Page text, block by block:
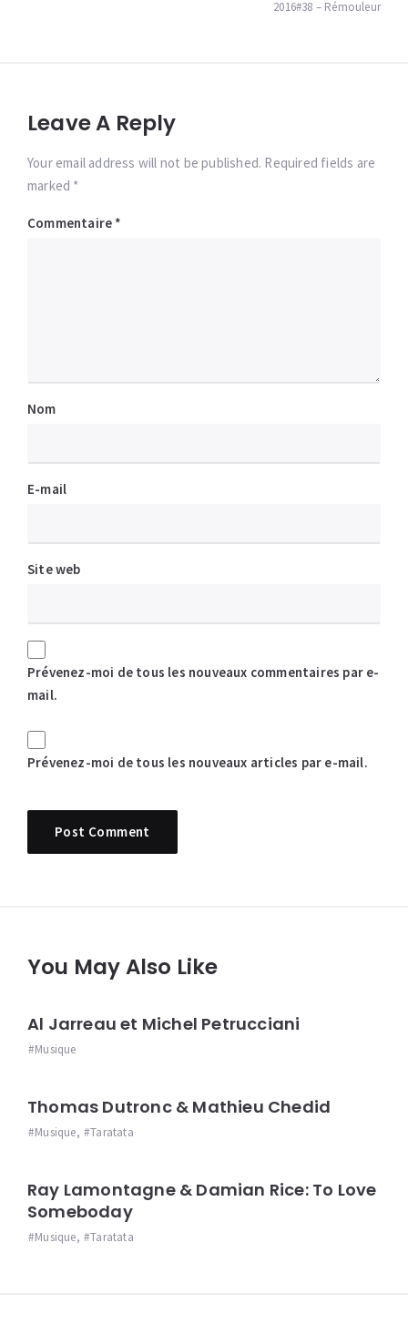
2016#38 – Rémouleur
Leave A Reply
Your email address will not be published. Required fields are
marked *
Commentaire *
Nom
E-mail
Site web
Prévenez-moi de tous les nouveaux commentaires par e-
mail.
Prévenez-moi de tous les nouveaux articles par e-mail.
You May Also Like
Al Jarreau et Michel Petrucciani
Musique
Thomas Dutronc & Mathieu Chedid
Musique, Taratata
Ray Lamontagne & Damian Rice: To Love
Someboday
Musique, Taratata